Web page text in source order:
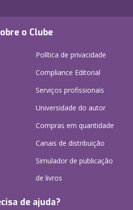
o Clube
Política de privacidade
Compliance Editorial
Serviços profissionais
Universidade do autor
Compras em quantidade
Canais de distribuição
Simulador de publicação
de livros
de ajuda?